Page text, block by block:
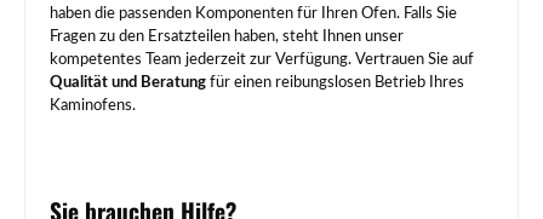
haben die passenden Komponenten für Ihren Ofen. Falls Sie
Fragen zu den Ersatzteilen haben, steht Ihnen unser
kompetentes Team jederzeit zur Verfügung. Vertrauen Sie auf
Qualität und Beratung für einen reibungslosen Betrieb Ihres
Kaminofens.
Sie brauchen Hilfe?